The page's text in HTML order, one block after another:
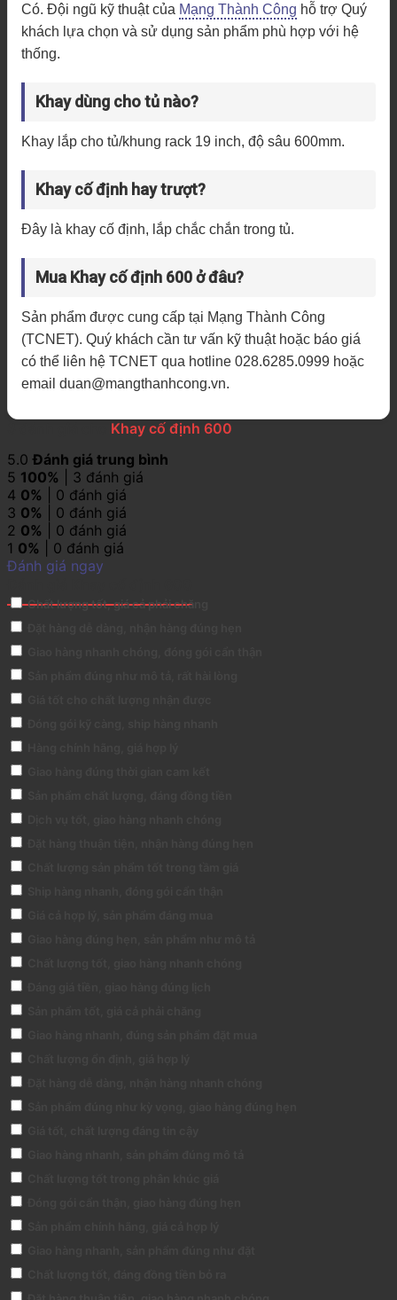
Có. Đội ngũ kỹ thuật của Mạng Thành Công hỗ trợ Quý
khách lựa chọn và sử dụng sản phẩm phù hợp với hệ
thống.
Khay dùng cho tủ nào?
Khay lắp cho tủ/khung rack 19 inch, độ sâu 600mm.
Khay cố định hay trượt?
Đây là khay cố định, lắp chắc chắn trong tủ.
Mua Khay cố định 600 ở đâu?
Sản phẩm được cung cấp tại Mạng Thành Công
(TCNET). Quý khách cần tư vấn kỹ thuật hoặc báo giá
có thể liên hệ TCNET qua hotline 028.6285.0999 hoặc
email duan@mangthanhcong.vn.
Khay cố định 600
5.0Đánh giá trung bình
5 100% | 3 đánh giá
4 0% | 0 đánh giá
3 0% | 0 đánh giá
2 0% | 0 đánh giá
1 0% | 0 đánh giá
Đánh giá ngay
Chất lượng tốt, giá cả phải chăng